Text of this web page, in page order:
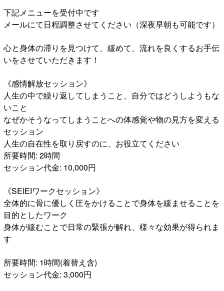
下記メニューを受付中です
メールにて日程調整させてください（深夜早朝も可能です）
心と身体の滞りを見つけて、緩めて、流れを良くするお手伝
いをさせていただきます！
《感情解放セッション》
人生の中で繰り返してしまうこと、自分ではどうしようもな
いこと
なぜかそうなってしまうことへの体感覚や物の見方を変える
セッション
人生の自在性を取り戻すのに、お役立てください
所要時間: 2時間
セッション代金: 10,000円
《SEIEIワークセッション》
全体的に骨に優しく圧をかけることで身体を緩ませることを
目的としたワーク
身体が緩むことで日常の緊張が解れ、様々な効果が得られま
す
所要時間: 1時間(着替え含)
セッション代金: 3,000円